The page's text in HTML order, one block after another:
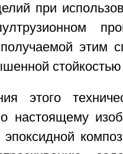
при
этим
этого
настоящему
эпоксидной